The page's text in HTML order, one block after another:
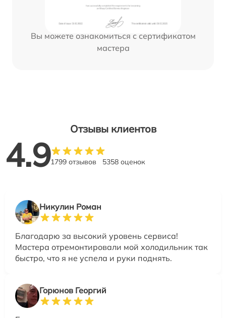
Вы можете ознакомиться с сертификатом
мастера
Отзывы клиентов
4.91799 отзывов 5358 оценок
Никулин Роман
Благодарю за высокий уровень сервиса!
Мастера отремонтировали мой холодильник так
быстро, что я не успела и руки поднять.
Горюнов Георгий